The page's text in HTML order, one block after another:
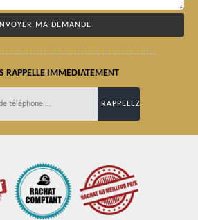
RAPPELLE IMMEDIATEMENT